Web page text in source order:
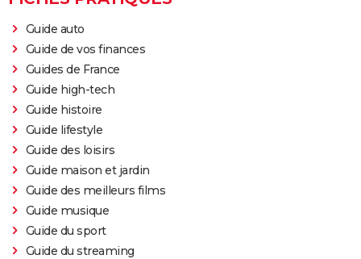
Guide auto
Guide de vos finances
Guides de France
Guide high-tech
Guide histoire
Guide lifestyle
Guide des loisirs
Guide maison et jardin
Guide des meilleurs films
Guide musique
Guide du sport
Guide du streaming